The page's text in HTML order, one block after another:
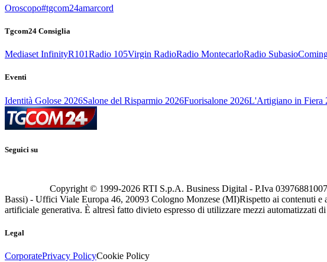
Oroscopo#tgcom24amarcord
Tgcom24 Consiglia
Mediaset InfinityR101Radio 105Virgin RadioRadio MontecarloRadio Subasio
Eventi
Identità Golose 2026Salone del Risparmio 2026Fuorisalone 2026L'Artigiano in Fiera
Seguici su
Copyright © 1999-2026 RTI S.p.A. Business Digital - P.Iva
Bassi) - Uffici Viale Europa 46, 20093 Cologno Monzese (MI)Rispetto ai contenuti e
artificiale generativa. È altresì fatto divieto espresso di utilizzare mezzi automatizzati di
Legal
CorporatePrivacy PolicyCookie Policy